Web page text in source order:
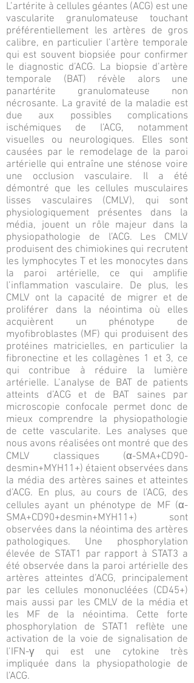
L’artérite à cellules géantes (ACG) est une
vascularite granulomateuse touchant
préférentiellement les artères de gros
calibre, en particulier l’artère temporale
qui est souvent biopsiée pour confirmer
le diagnostic d’ACG. La biopsie d’artère
temporale (BAT) révèle alors une
panartérite granulomateuse non
nécrosante. La gravité de la maladie est
due aux possibles complications
ischémiques de l’ACG, notamment
visuelles ou neurologiques. Elles sont
causées par le remodelage de la paroi
artérielle qui entraîne une sténose voire
une occlusion vasculaire. Il a été
démontré que les cellules musculaires
lisses vasculaires (CMLV), qui sont
physiologiquement présentes dans la
média, jouent un rôle majeur dans la
physiopathologie de l’ACG. Les CMLV
produisent des chimiokines qui recrutent
les lymphocytes T et les monocytes dans
la paroi artérielle, ce qui amplifie
l’inflammation vasculaire. De plus, les
CMLV ont la capacité de migrer et de
proliférer dans la néointima où elles
acquièrent un phénotype de
myofibroblastes (MF) qui produisent des
protéines matricielles, en particulier la
fibronectine et les collagènes 1 et 3, ce
qui contribue à réduire la lumière
artérielle. L’analyse de BAT de patients
atteints d’ACG et de BAT saines par
microscopie confocale permet donc de
mieux comprendre la physiopathologie
de cette vascularite. Les analyses que
nous avons réalisées ont montré que des
CMLV classiques (α-SMA+CD90-
desmin+MYH11+) étaient observées dans
la média des artères saines et atteintes
d’ACG. En plus, au cours de l’ACG, des
cellules ayant un phénotype de MF (α-
SMA+CD90+desmin+MYH11+) sont
observées dans la néointima des artères
pathologiques. Une phosphorylation
élevée de STAT1 par rapport à STAT3 a
été observée dans la paroi artérielle des
artères atteintes d’ACG, principalement
par les cellules mononucléées (CD45+)
mais aussi par les CMLV de la média et
les MF de la néointima. Cette forte
phosphorylation de STAT1 reflète une
activation de la voie de signalisation de
l’IFN-γ qui est une cytokine très
impliquée dans la physiopathologie de
l’ACG.